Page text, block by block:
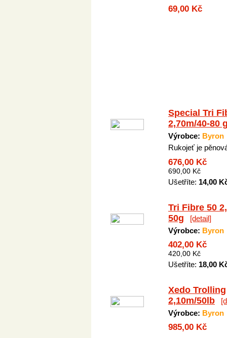
69,00 Kč
Special Tri
2,70m/40-80
Výrobce: Byron
Rukojeť je
676,00 Kč
690,00 Kč
Ušetříte: 14,00
Tri Fibre 50
50g
[detail]
Výrobce: Byron
402,00 Kč
420,00 Kč
Ušetříte: 18,00
Xedo Trolling
2,10m/50lb
Výrobce: Byron
985,00 Kč